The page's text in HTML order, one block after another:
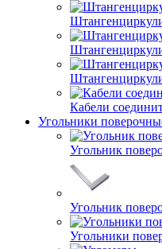
Кабели
Угольники
Угольник
Угольник
Угольники